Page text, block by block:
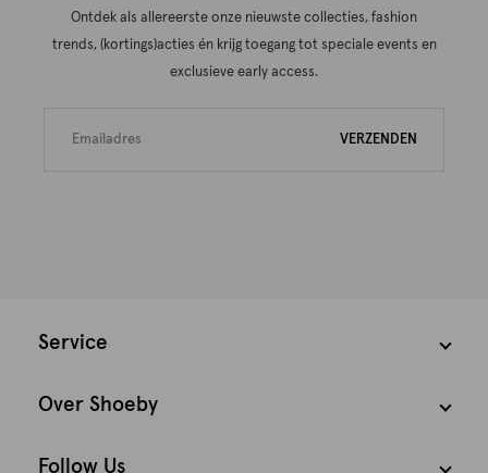
Ontdek als allereerste onze nieuwste collecties, fashion
trends, (kortings)acties én krijg toegang tot speciale events en
exclusieve early access.
VERZENDEN
Service
Over Shoeby
Follow Us